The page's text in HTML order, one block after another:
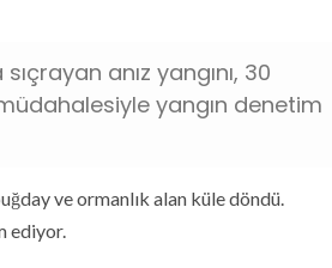
anız yangını, 30
yangın denetim
ve ormanlık alan küle döndü.
ediyor.